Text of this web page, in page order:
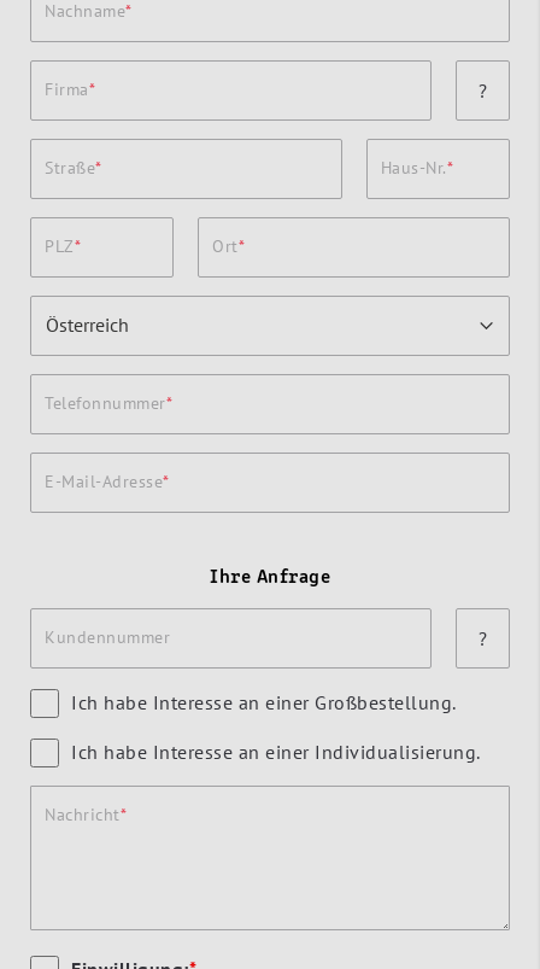
Nachname
Firma ?
Straße Haus-Nr.
PLZ Ort
Telefonnummer
E-Mail-Adresse
Ihre Anfrage
Kundennummer ?
Ich habe Interesse an einer Großbestellung.
Ich habe Interesse an einer Individualisierung.
Nachricht